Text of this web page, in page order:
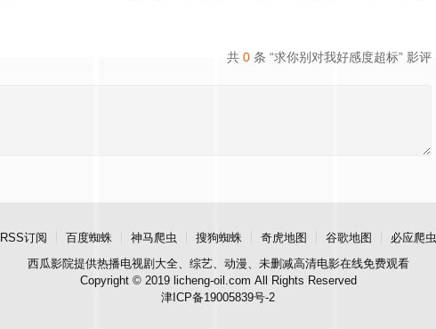
共 0 条 “求你别对我好感度超标” 影评
RSS订阅 百度蜘蛛 神马爬虫 搜狗蜘蛛 奇虎地图 谷歌地图
必应爬虫
西瓜影院提供热播电视剧大全、综艺、动漫、未删减高清电影在线免费观看
Copyright © 2019 licheng-oil.com All Rights Reserved
津ICP备19005839号-2